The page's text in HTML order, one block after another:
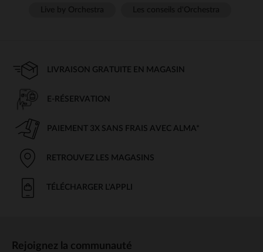
LIVRAISON GRATUITE EN MAGASIN
E-RÉSERVATION
PAIEMENT 3X SANS FRAIS AVEC ALMA*
RETROUVEZ LES MAGASINS
TÉLÉCHARGER L'APPLI
Rejoignez la communauté